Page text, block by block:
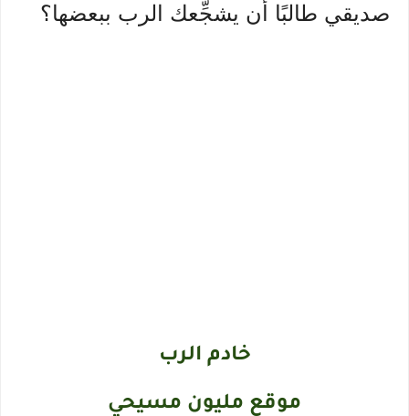
صديقي طالبًا أن يشجِّعك الرب ببعضها؟
خادم الرب
موقع مليون مسيحي